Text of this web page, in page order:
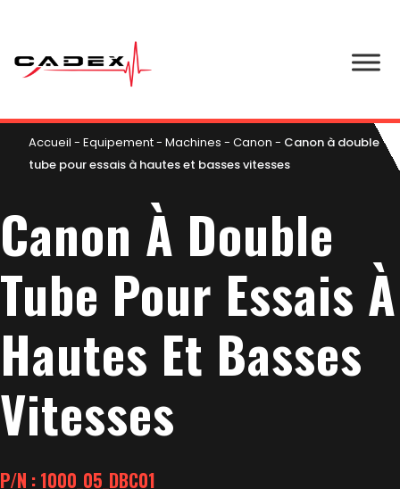
Accueil - Equipement- Machines - Canon - Canon à double
tube pour essais à hautes et basses vitesses
Canon À Double
Tube Pour Essais À
Hautes Et Basses
Vitesses
P/N : 1000_05_DBC01